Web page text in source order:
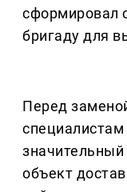
сформировал
бригаду для
Перед
объект